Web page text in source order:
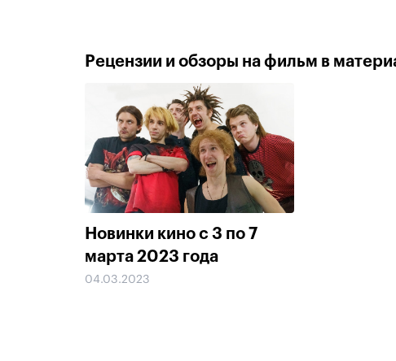
Рецензии и обзоры на фильм в
Новинки кино с 3 по 7
марта 2023 года
04.03.2023